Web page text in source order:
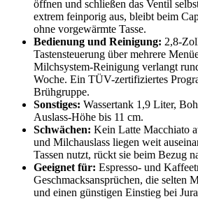
öffnen und schließen das Ventil
extrem feinporig aus, bleibt beim
ohne vorgewärmte Tasse.
Bedienung und Reinigung: 2,8-
Tastensteuerung über mehrere
Milchsystem-Reinigung verlangt
Woche. Ein TÜV-zertifiziertes
Brühgruppe.
Sonstiges: Wassertank 1,9 Liter,
Auslass-Höhe bis 11 cm.
Schwächen: Kein Latte Macchiato
und Milchauslass liegen weit
Tassen nutzt, rückt sie beim Bezug
Geeignet für: Espresso- und
Geschmacksansprüchen, die selten
und einen günstigen Einstieg bei